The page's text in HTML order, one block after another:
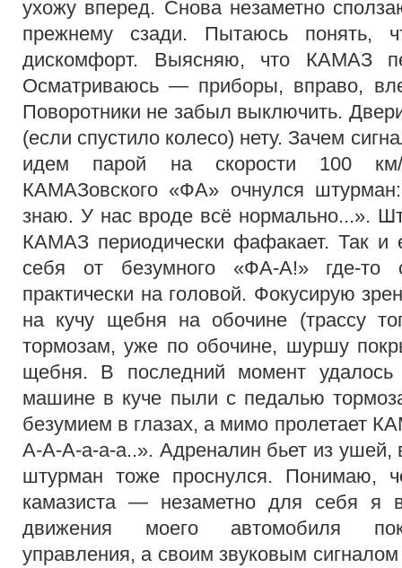
ухожу вперед. Снова незаметно
прежнему сзади. Пытаюсь понять,
дискомфорт. Выясняю, что КАМАЗ
Осматриваюсь — приборы, вправо,
Поворотники не забыл выключить.
(если спустило колесо) нету. Зачем
идем парой на скорости 100 км/
КАМАЗовского «ФА» очнулся
знаю. У нас вроде всё нормально...».
КАМАЗ периодически фафакает. Так и
себя от безумного «ФА-А!» где-то
практически на головой. Фокусирую
на кучу щебня на обочине (трассу
тормозам, уже по обочине, шуршу
щебня. В последний момент
машине в куче пыли с педалью
безумием в глазах, а мимо пролетает
А-А-А-а-а-а..». Адреналин бьет из
штурман тоже проснулся. Понимаю,
камазиста — незаметно для себя я
движения моего автомобиля
управления, а своим звуковым